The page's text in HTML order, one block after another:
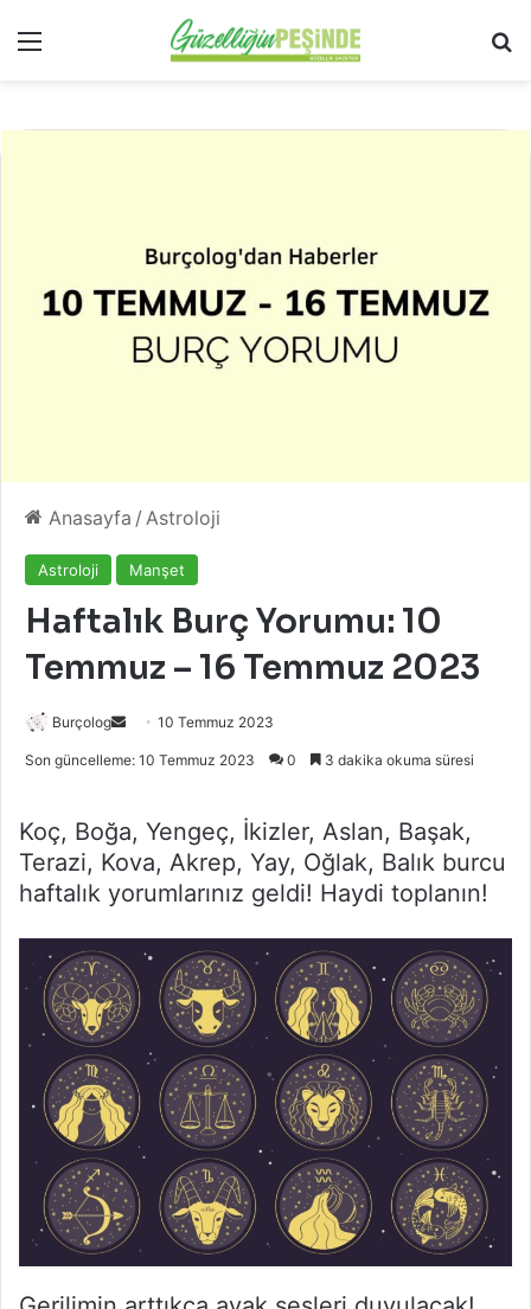
Menü
Anasayfa / Astroloji
Astroloji Manşet
Haftalık Burç Yorumu: 10
Temmuz – 16 Temmuz 2023
Burçolog
Bir
10 Temmuz 2023
Son güncelleme: 10 Temmuz 2023 0 3 dakika okuma süresi
Koç, Boğa, Yengeç, İkizler, Aslan, Başak,
Terazi, Kova, Akrep, Yay, Oğlak, Balık burcu
haftalık yorumlarınız geldi! Haydi toplanın!